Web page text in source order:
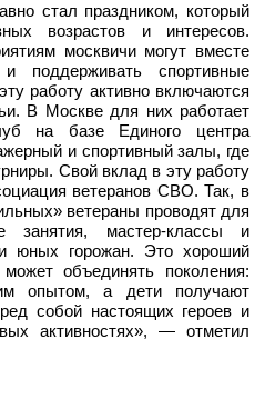
стал праздником, который
возрастов и интересов.
москвичи могут вместе
поддерживать спортивные
работу активно включаются
В Москве для них работает
на базе Единого центра
и спортивный залы, где
Свой вклад в эту работу
ветеранов СВО. Так, в
ветераны проводят для
занятия, мастер-классы и
юных горожан. Это хороший
объединять поколения:
опытом, а дети получают
собой настоящих героев и
активностях», — отметил